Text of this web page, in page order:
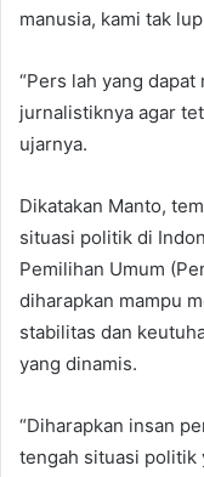
manusia, kami tak
“Pers lah yang
jurnalistiknya agar
ujarnya.
Dikatakan Manto,
situasi politik di
Pemilihan Umum
diharapkan mampu
stabilitas dan
yang dinamis.
“Diharapkan insan
tengah situasi politik